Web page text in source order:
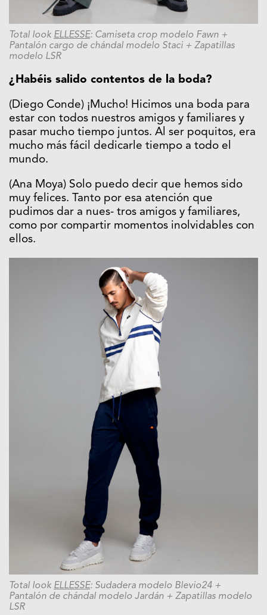
Total look ELLESSE: Camiseta crop modelo Fawn +
Pantalón cargo de chándal modelo Staci + Zapatillas
modelo LSR
¿Habéis salido contentos de la boda?
(Diego Conde) ¡Mucho! Hicimos una boda para
estar con todos nuestros amigos y familiares y
pasar mucho tiempo juntos. Al ser poquitos, era
mucho más fácil dedicarle tiempo a todo el
mundo.
(Ana Moya) Solo puedo decir que hemos sido
muy felices. Tanto por esa atención que
pudimos dar a nues- tros amigos y familiares,
como por compartir momentos inolvidables con
ellos.
Total look ELLESSE: Sudadera modelo Blevio24 +
Pantalón de chándal modelo Jardán + Zapatillas modelo
LSR